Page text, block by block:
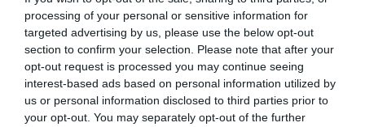
processing of your personal or sensitive information for
targeted advertising by us, please use the below opt-out
section to confirm your selection. Please note that after your
opt-out request is processed you may continue seeing
interest-based ads based on personal information utilized by
us or personal information disclosed to third parties prior to
your opt-out. You may separately opt-out of the further
ΕΛΓΕΚΑ: Προληπτική απόσυρση και ανάκληση μαρμελάδας
Τα πρωτοσέλιδα των κυριακάτικων εφημερίδων
Μελίδης: «Ο ΣΥΡΙΖΑ με σαφές, σύγχρονο και κατανοητό
πρόγραμμα απευθύνεται πλέον σε όλες και όλους που
θέλουν την πολιτική αλλαγή να γίνει πράξη»